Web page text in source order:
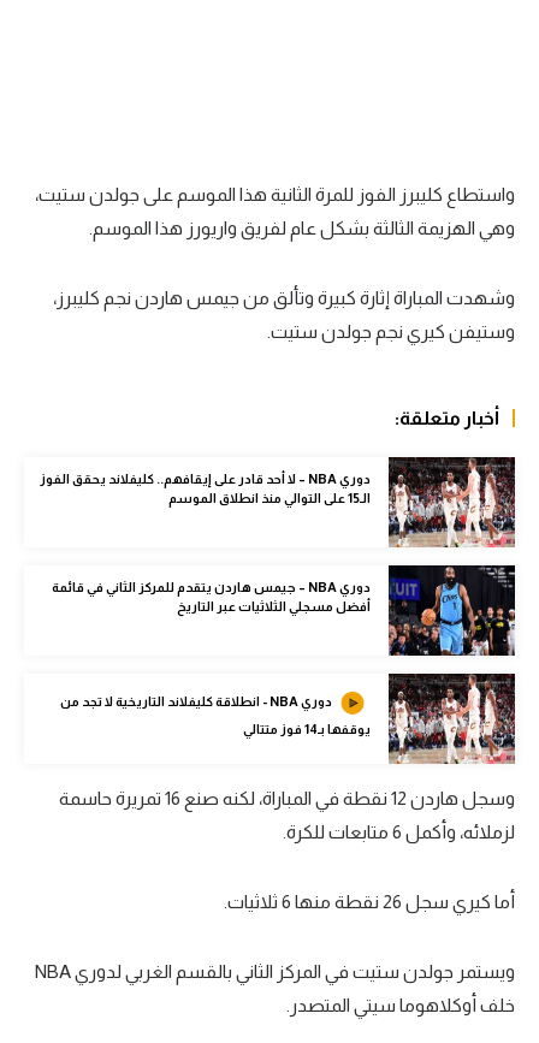
سعودي في الجول
الدوري الإسباني
القسم الثاني
رياضات أخرى
أمم إفريقيا
كرة السلة الأمريكية
كرة سلة
كرة طائرة
الوطن العربي
في المونديال
آسيا
ركن الألعاب
واستطاع كليبرز الفوز للمرة الثانية هذا الموسم على جولدن ستيت،
وهي الهزيمة الثالثة بشكل عام لفريق واريورز هذا الموسم.
وشهدت المباراة إثارة كبيرة وتألق من جيمس هاردن نجم كليبرز،
وستيفن كيري نجم جولدن ستيت.
أخبار متعلقة:
دوري NBA – لا أحد قادر على إيقافهم.. كليفلاند يحقق الفوز
الـ15 على التوالي منذ انطلاق الموسم
دوري NBA – جيمس هاردن يتقدم للمركز الثاني في قائمة
أفضل مسجلي الثلاثيات عبر التاريخ
دوري NBA - انطلاقة كليفلاند التاريخية لا تجد من
يوقفها بـ14 فوز متتالي
وسجل هاردن 12 نقطة في المباراة، لكنه صنع 16 تمريرة حاسمة
لزملائه، وأكمل 6 متابعات للكرة.
أما كيري سجل 26 نقطة منها 6 ثلاثيات.
ويستمر جولدن ستيت في المركز الثاني بالقسم الغربي لدوري NBA
خلف أوكلاهوما سيتي المتصدر.